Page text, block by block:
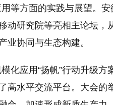
等方面的实践与展望。安
动研究院等亮相主论坛，
业协同与生态构建。
化应用“扬帆”行动升级
高水平交流平台。大会的